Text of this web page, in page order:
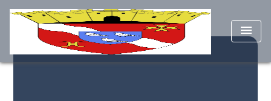
menu